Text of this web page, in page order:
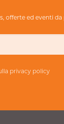
offerte ed eventi
privacy policy